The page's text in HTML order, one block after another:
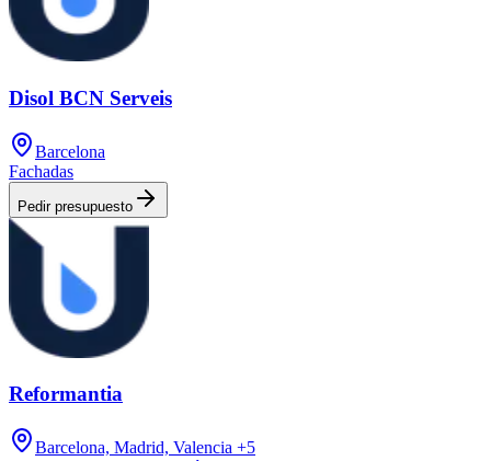
Disol BCN Serveis
Barcelona
Fachadas
Pedir presupuesto
Reformantia
Barcelona, Madrid, Valencia +5